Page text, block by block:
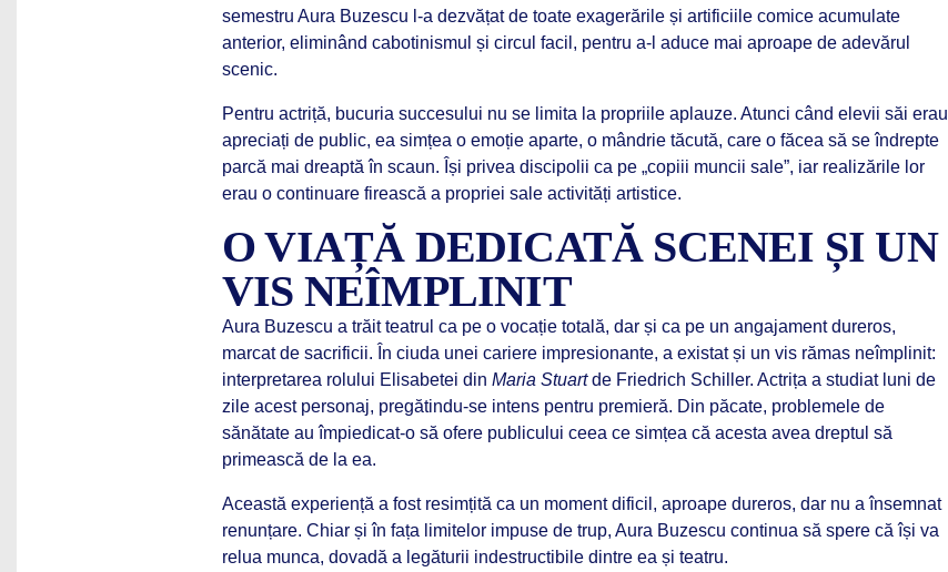
semestru Aura Buzescu l-a dezvățat de toate exagerările și artificiile comice acumulate
anterior, eliminând cabotinismul și circul facil, pentru a-l aduce mai aproape de adevărul
scenic.
Pentru actriță, bucuria succesului nu se limita la propriile aplauze. Atunci când elevii săi erau
apreciați de public, ea simțea o emoție aparte, o mândrie tăcută, care o făcea să se îndrepte
parcă mai dreaptă în scaun. Își privea discipolii ca pe „copiii muncii sale”, iar realizările lor
erau o continuare firească a propriei sale activități artistice.
O VIAȚĂ DEDICATĂ SCENEI ȘI UN
VIS NEÎMPLINIT
Aura Buzescu a trăit teatrul ca pe o vocație totală, dar și ca pe un angajament dureros,
marcat de sacrificii. În ciuda unei cariere impresionante, a existat și un vis rămas neîmplinit:
interpretarea rolului Elisabetei din Maria Stuartde Friedrich Schiller. Actrița a studiat luni de
zile acest personaj, pregătindu-se intens pentru premieră. Din păcate, problemele de
sănătate au împiedicat-o să ofere publicului ceea ce simțea că acesta avea dreptul să
primească de la ea.
Această experiență a fost resimțită ca un moment dificil, aproape dureros, dar nu a însemnat
renunțare. Chiar și în fața limitelor impuse de trup, Aura Buzescu continua să spere că își va
relua munca, dovadă a legăturii indestructibile dintre ea și teatru.